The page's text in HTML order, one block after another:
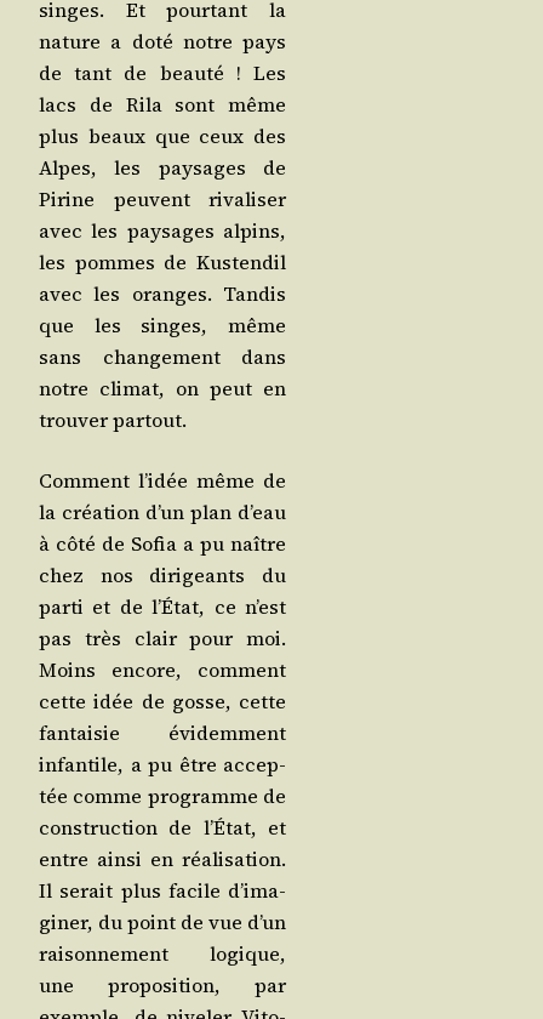
singes. Et pour­tant la
nature a doté notre pays
de tant de beau­té ! Les
lacs de Rila sont même
plus beaux que ceux des
Alpes, les pay­sages de
Pirine peuvent riva­li­ser
avec les pay­sages alpins,
les pommes de Kus­ten­dil
avec les oranges. Tan­dis
que les singes, même
sans chan­ge­ment dans
notre cli­mat, on peut en
trou­ver partout.
Com­ment l’i­dée même de
la créa­tion d’un plan d’eau
à côté de Sofia a pu naître
chez nos diri­geants du
par­ti et de l’É­tat, ce n’est
pas très clair pour moi.
Moins encore, com­ment
cette idée de gosse, cette
fan­tai­sie évi­dem­ment
infan­tile, a pu être accep­
tée comme pro­gramme de
construc­tion de l’É­tat, et
entre ain­si en réa­li­sa­tion.
Il serait plus facile d’i­ma­
gi­ner, du point de vue d’un
rai­son­ne­ment logique,
une pro­po­si­tion, par